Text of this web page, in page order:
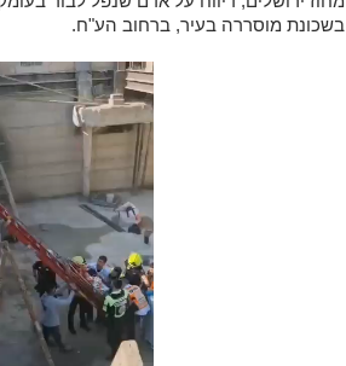
בשכונת מוסררה בעיר, ברחוב הע"ח.